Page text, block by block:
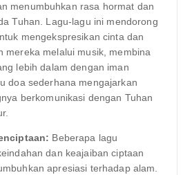
menumbuhkan rasa hormat dan
Tuhan. Lagu-lagu ini mendorong
mengekspresikan cinta dan
mereka melalui musik, membina
lebih dalam dengan iman
doa sederhana mengajarkan
berkomunikasi dengan Tuhan
Beberapa lagu
dan keajaiban ciptaan
apresiasi terhadap alam.